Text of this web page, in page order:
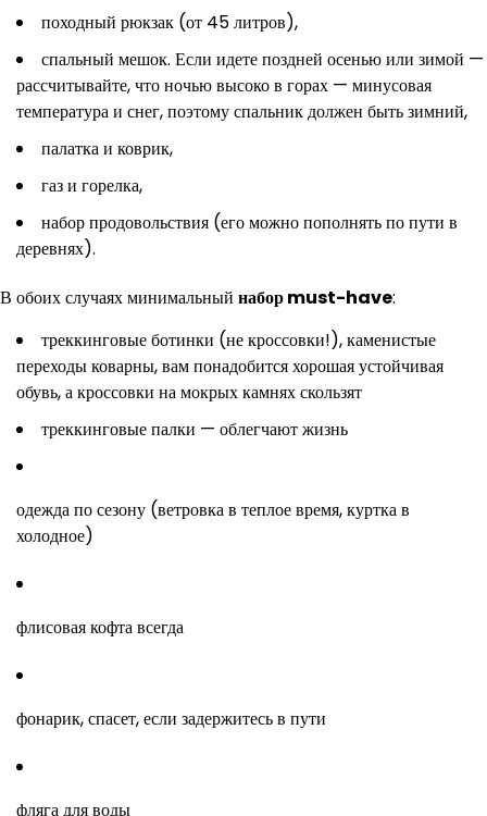
походный рюкзак (от 45 литров),
спальный мешок. Если идете поздней осенью или зимой —
рассчитывайте, что ночью высоко в горах — минусовая
температура и снег, поэтому спальник должен быть зимний,
палатка и коврик,
газ и горелка,
набор продовольствия (его можно пополнять по пути в
деревнях).
В обоих случаях минимальный набор must-have:
треккинговые ботинки (не кроссовки!), каменистые
переходы коварны, вам понадобится хорошая устойчивая
обувь, а кроссовки на мокрых камнях скользят
треккинговые палки — облегчают жизнь
одежда по сезону (ветровка в теплое время, куртка в
холодное)
флисовая кофта всегда
фонарик, спасет, если задержитесь в пути
фляга для воды